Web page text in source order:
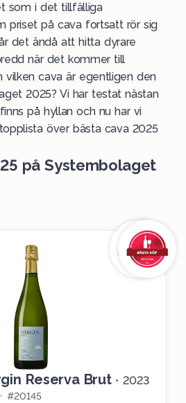
som i det tillfälliga
priset på cava fortsatt rör sig
det ändå att hitta dyrare
när det kommer till
vilken cava är egentligen den
2025? Vi har testat nästan
på hyllan och nu har vi
topplistaöver bästa cava2025
på Systembolaget
Reserva Brut • 2023
#20145